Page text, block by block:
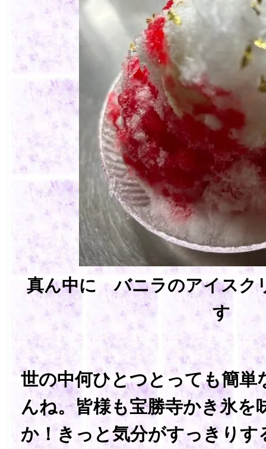
真ん中に バニラのアイスク
す
世の中何ひとつとっても簡単
んね。皆様も宝勝寺かき氷を
か！きっと気分がすっきりす